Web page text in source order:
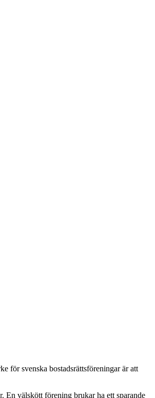
för svenska bostadsrättsföreningar är att
En välskött förening brukar ha ett sparande